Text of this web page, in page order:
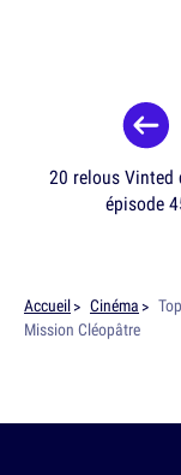
20 relous Vinted
épisode
Accueil Cinéma
Mission Cléopâtre